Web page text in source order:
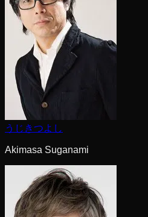
うじきつよし
Akimasa Suganami